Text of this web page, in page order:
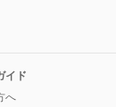
イド
へ